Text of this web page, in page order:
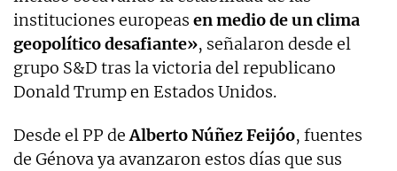
instituciones europeas en medio de un clima
geopolítico desafiante», señalaron desde el
grupo S&D tras la victoria del republicano
Donald Trump en Estados Unidos.
Desde el PP deAlberto Núñez Feijóo, fuentes
de Génova ya avanzaron estos días que sus